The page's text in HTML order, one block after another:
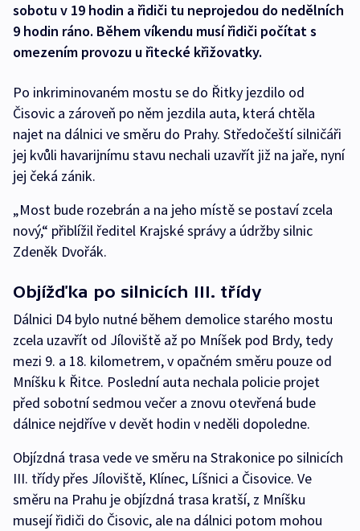
sobotu v 19 hodin a řidiči tu neprojedou do nedělních
9 hodin ráno. Během víkendu musí řidiči počítat s
omezením provozu u řitecké křižovatky.
Po inkriminovaném mostu se do Řitky jezdilo od
Čisovic a zároveň po něm jezdila auta, která chtěla
najet na dálnici ve směru do Prahy. Středočeští silničáři
jej kvůli havarijnímu stavu nechali uzavřít již na jaře, nyní
jej čeká zánik.
„Most bude rozebrán a na jeho místě se postaví zcela
nový,“ přiblížil ředitel Krajské správy a údržby silnic
Zdeněk Dvořák.
Objížďka po silnicích III. třídy
Dálnici D4 bylo nutné během demolice starého mostu
zcela uzavřít od Jíloviště až po Mníšek pod Brdy, tedy
mezi 9. a 18. kilometrem, v opačném směru pouze od
Mníšku k Řitce. Poslední auta nechala policie projet
před sobotní sedmou večer a znovu otevřená bude
dálnice nejdříve v devět hodin v neděli dopoledne.
Objízdná trasa vede ve směru na Strakonice po silnicích
III. třídy přes Jíloviště, Klínec, Líšnici a Čisovice. Ve
směru na Prahu je objízdná trasa kratší, z Mníšku
musejí řidiči do Čisovic, ale na dálnici potom mohou